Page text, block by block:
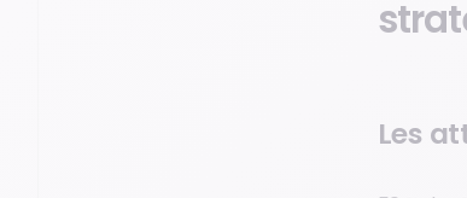
Les